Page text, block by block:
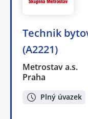
Technik
(A2221)
Metrostav a.s.
Praha
Plný úvazek